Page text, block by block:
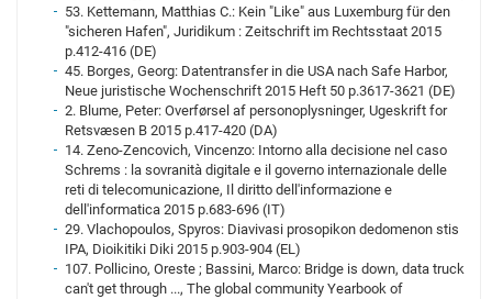
53. Kettemann, Matthias C.: Kein "Like" aus Luxemburg für den
"sicheren Hafen", Juridikum : Zeitschrift im Rechtsstaat 2015
p.412-416 (DE)
45. Borges, Georg: Datentransfer in die USA nach Safe Harbor,
Neue juristische Wochenschrift 2015 Heft 50 p.3617-3621 (DE)
2. Blume, Peter: Overførsel af personoplysninger, Ugeskrift for
Retsvæsen B 2015 p.417-420 (DA)
14. Zeno-Zencovich, Vincenzo: Intorno alla decisione nel caso
Schrems : la sovranità digitale e il governo internazionale delle
reti di telecomunicazione, Il diritto dell'informazione e
dell'informatica 2015 p.683-696 (IT)
29. Vlachopoulos, Spyros: Diavivasi prosopikon dedomenon stis
IPA, Dioikitiki Diki 2015 p.903-904 (EL)
107. Pollicino, Oreste ; Bassini, Marco: Bridge is down, data truck
can't get through ..., The global community Yearbook of